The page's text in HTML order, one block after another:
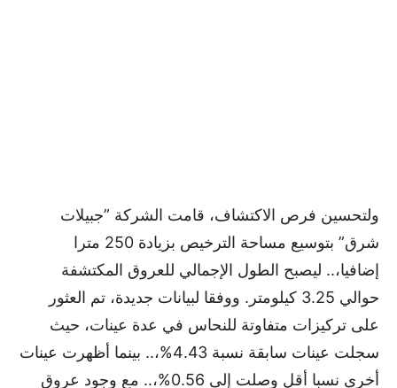
ولتحسين فرص الاكتشاف، قامت الشركة ”جبيلات
شرق” بتوسيع مساحة الترخيص بزيادة 250 مترا
إضافيا،.. ليصبح الطول الإجمالي للعروق المكتشفة
حوالي 3.25 كيلومتر. ووفقا لبيانات جديدة، تم العثور
على تركيزات متفاوتة للنحاس في عدة عينات، حيث
سجلت عينات سابقة نسبة 4.43%،.. بينما أظهرت عينات
أخرى نسبا أقل وصلت إلى 0.56%،.. مع وجود عروق